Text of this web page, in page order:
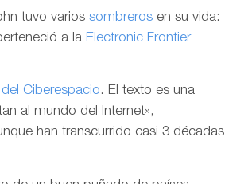
tuvo varios sombreros en su vida:
a la Electronic Frontier
Ciberespacio. El texto es una
al mundo del Internet»,
han transcurrido casi 3 décadas